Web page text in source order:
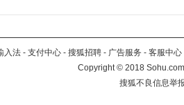
入法 - 支付中心 - 搜狐招聘 - 广告服务 - 客服中心
Copyright©2018
搜狐不良信息举